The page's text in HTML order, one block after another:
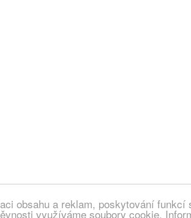
obsahu a reklam, poskytování
využíváme soubory cookie.